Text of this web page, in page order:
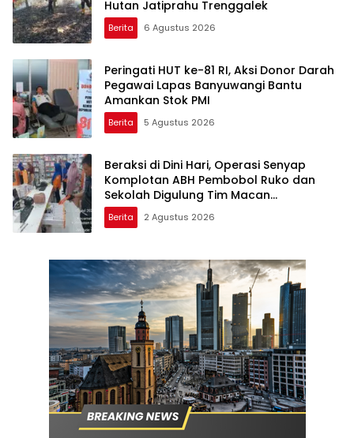
Hutan Jatiprahu Trenggalek
Berita 6 Agustus 2026
Peringati HUT ke-81 RI, Aksi Donor Darah
Pegawai Lapas Banyuwangi Bantu
Amankan Stok PMI
Berita 5 Agustus 2026
Beraksi di Dini Hari, Operasi Senyap
Komplotan ABH Pembobol Ruko dan
Sekolah Digulung Tim Macan
Blambangan
Berita 2 Agustus 2026